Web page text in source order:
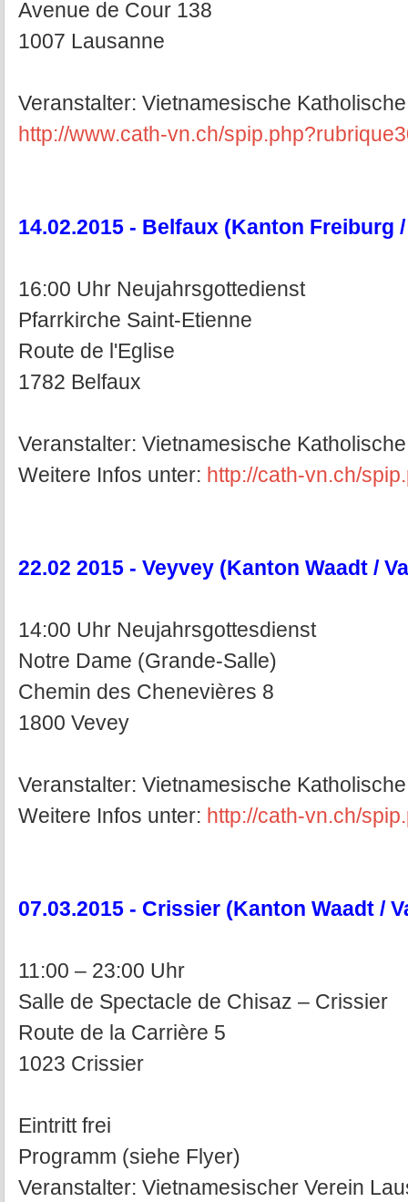
Avenue de Cour 138
1007 Lausanne
Veranstalter: Vietnamesische
http://www.cath-vn.ch/
14.02.2015 - Belfaux (Kanton Freiburg
16:00 Uhr Neujahrsgottedienst
Pfarrkirche Saint-Etienne
Route de l'Eglise
1782 Belfaux
Veranstalter: Vietnamesische
Weitere Infos unter: http://cath-vn.ch/
22.02 2015 - Veyvey (Kanton Waadt /
14:00 Uhr Neujahrsgottesdienst
Notre Dame (Grande-Salle)
Chemin des Chenevières 8
1800 Vevey
Veranstalter: Vietnamesische
Weitere Infos unter: http://cath-vn.ch/
07.03.2015 - Crissier (Kanton Waadt /
11:00 – 23:00 Uhr
Salle de Spectacle de Chisaz – Crissier
Route de la Carrière 5
1023 Crissier
Eintritt frei
Programm (siehe Flyer)
Veranstalter: Vietnamesischer Verein